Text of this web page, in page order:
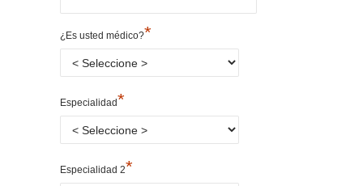
¿Es usted médico?*
Especialidad*
Especialidad 2*